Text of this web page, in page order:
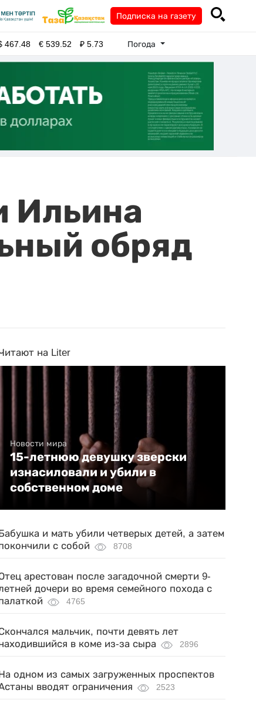
Подписка на газету
467.48 €539.52 ₽5.73 Погода
Ильина
обряд
на Liter
Новости мира
15-летнюю девушку зверски
изнасиловали и убили в
собственном доме
и мать убили четверых детей, а затем
с собой
8708
арестован после загадочной смерти 9-
дочери во время семейного похода с
4765
мальчик, почти девять лет
в коме из-за сыра
2896
одном из самых загруженных проспектов
вводят ограничения
2523